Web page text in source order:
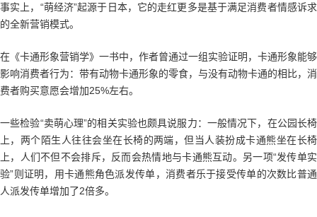
事实上，“萌经济”起源于日本，它的走红更多是基于满足消费者情感诉求
的全新营销模式。
在《卡通形象营销学》一书中，作者曾通过一组实验证明，卡通形象能够
影响消费者行为：带有动物卡通形象的零食，与没有动物卡通的相比，消
费者购买意愿会增加25%左右。
一些检验“卖萌心理”的相关实验也颇具说服力：一般情况下，在公园长椅
上，两个陌生人往往会坐在长椅的两端，但当人装扮成卡通熊坐在长椅
上，人们不但不会排斥，反而会热情地与卡通熊互动。另一项“发传单实
验”则证明，用卡通熊角色派发传单，消费者乐于接受传单的次数比普通
人派发传单增加了2倍多。